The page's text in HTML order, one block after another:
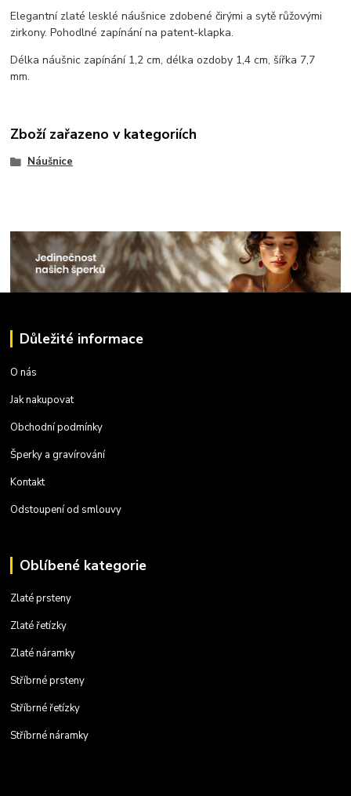
Elegantní zlaté lesklé náušnice zdobené čirými a sytě růžovými
zirkony. Pohodlné zapínání na patent-klapka.
Délka náušnic zapínání 1,2 cm, délka ozdoby 1,4 cm, šířka 7,7
mm.
Zboží zařazeno v kategoriích
Náušnice
Důležité informace
O nás
Jak nakupovat
Obchodní podmínky
Šperky a gravírování
Kontakt
Odstoupení od smlouvy
Oblíbené kategorie
Zlaté prsteny
Zlaté řetízky
Zlaté náramky
Stříbrné prsteny
Stříbrné řetízky
Stříbrné náramky